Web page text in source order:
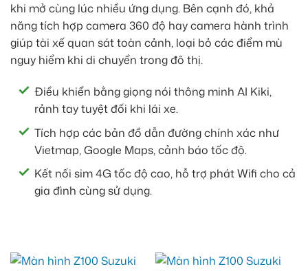
khi mở cùng lúc nhiều ứng dụng. Bên cạnh đó, khả
năng tích hợp camera 360 độ hay camera hành trình
giúp tài xế quan sát toàn cảnh, loại bỏ các điểm mù
nguy hiểm khi di chuyển trong đô thị.
Điều khiển bằng giọng nói thông minh AI Kiki,
rảnh tay tuyệt đối khi lái xe.
Tích hợp các bản đồ dẫn đường chính xác như
Vietmap, Google Maps, cảnh báo tốc độ.
Kết nối sim 4G tốc độ cao, hỗ trợ phát Wifi cho cả
gia đình cùng sử dụng.